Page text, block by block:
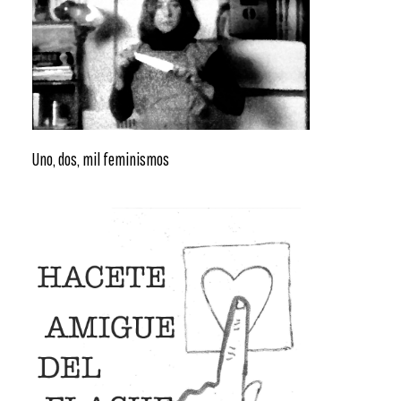
Uno, dos, mil feminismos